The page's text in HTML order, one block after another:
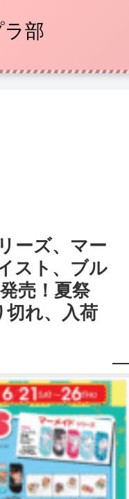
部
ーズ、マー
スト、ブル
売！夏祭
切れ、入荷